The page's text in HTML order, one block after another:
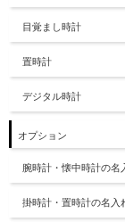
目覚まし時計
置時計
デジタル時計
オプション
腕時計・懐中時計の名
掛時計・置時計の名入